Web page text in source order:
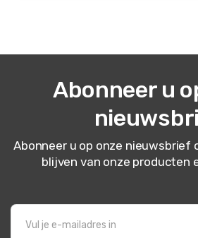
10 februari 2025
JH
Jose Herrera
Antalya naar Cappadocië –
stoelen breed. Aangekomen in
Abonneer u
Abonneer u op onze nieuwsbrief
blijven van onze producten